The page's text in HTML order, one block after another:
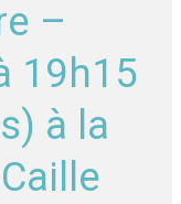
–
19h15
à la